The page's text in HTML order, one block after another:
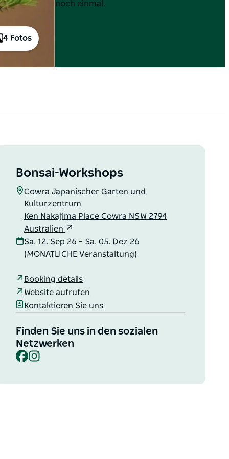
4 Fotos
noch einmal.
Bonsai-Workshops
Cowra Japanischer Garten und
Kulturzentrum
Ken Nakajima Place Cowra NSW 2794
Australien
Sa. 12. Sep 26 – Sa. 05. Dez 26
(MONATLICHE Veranstaltung)
Booking details
Website aufrufen
Kontaktieren Sie uns
Finden Sie uns in den sozialen
Netzwerken
Facebook